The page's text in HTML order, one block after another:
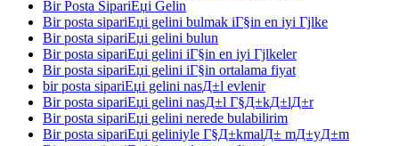
Bir Posta SipariЕџi Gelin
Bir posta sipariЕџi gelini bulmak iГ§in en iyi Гјlke
Bir posta sipariЕџi gelini bulun
Bir posta sipariЕџi gelini iГ§in en iyi Гјlkeler
Bir posta sipariЕџi gelini iГ§in ortalama fiyat
bir posta sipariЕџi gelini nasД±l evlenir
Bir posta sipariЕџi gelini nasД±l Г§Д±kД±lД±r
Bir posta sipariЕџi gelini nerede bulabilirim
Bir posta sipariЕџi geliniyle Г§Д±kmalД± mД±yД±m